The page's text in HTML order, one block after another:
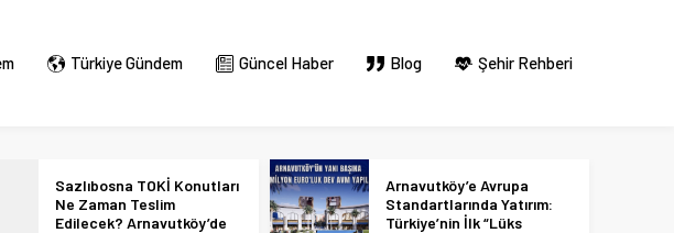
Türkiye Gündem Güncel Haber Blog Şehir Rehberi
Sazlıbosna TOKİ Konutları
Ne Zaman Teslim
Edilecek? Arnavutköy’de
Arnavutköy’e Avrupa
Standartlarında Yatırım:
Türkiye’nin İlk “Lüks